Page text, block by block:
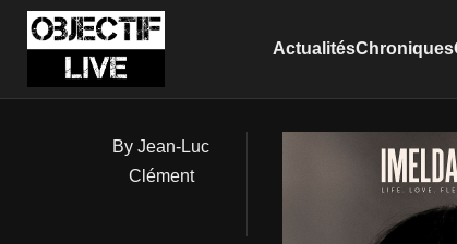
ActualitésChroniques
By Jean-Luc
Clément